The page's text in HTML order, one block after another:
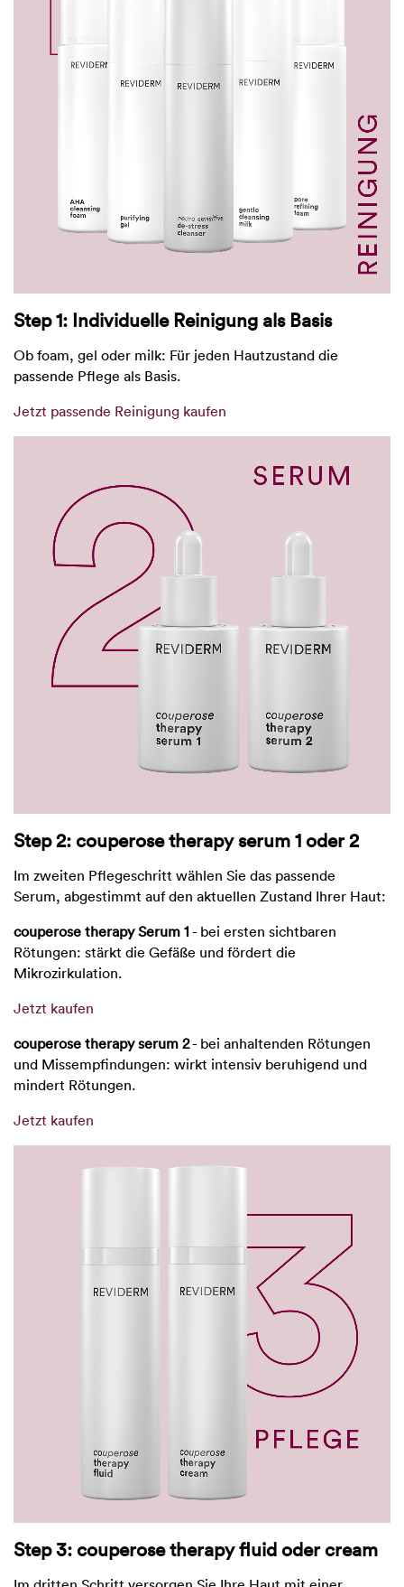
Step 1: Individuelle Reinigung als Basis
Ob foam, gel oder milk: Für jeden Hautzustand die
passende Pflege als Basis.
Jetzt passende Reinigung kaufen
Step 2: couperose therapy serum 1 oder 2
Im zweiten Pflegeschritt wählen Sie das passende
Serum, abgestimmt auf den aktuellen Zustand Ihrer Haut:
couperose therapy Serum 1- bei ersten sichtbaren
Rötungen: stärkt die Gefäße und fördert die
Mikrozirkulation.
Jetzt kaufen
couperose therapy serum 2- bei anhaltenden Rötungen
und Missempfindungen: wirkt intensiv beruhigend und
mindert Rötungen.
Jetzt kaufen
Step 3: couperose therapy fluid oder cream